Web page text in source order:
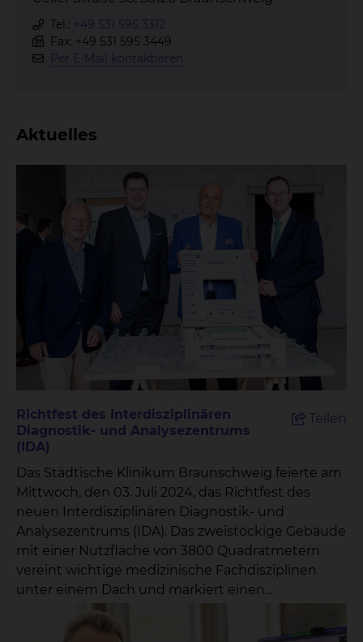
Tel.: +49 531 595 3312
Fax: +49 531 595 3449
Per E-Mail kontaktieren
Aktuelles
Richtfest des Interdisziplinären
Diagnostik- und Analysezentrums
(IDA)
Teilen
Das Städtische Klinikum Braunschweig feierte am
Mittwoch, den 03. Juli 2024, das Richtfest des
neuen Interdisziplinären Diagnostik- und
Analysezentrums (IDA). Das zweistöckige Gebäude
mit einer Nutzfläche von 3800 Quadratmetern
vereint wichtige medizinische Fachdisziplinen
unter einem Dach und markiert einen
Gesundheitsversorgung.Das IDA wird Bereiche